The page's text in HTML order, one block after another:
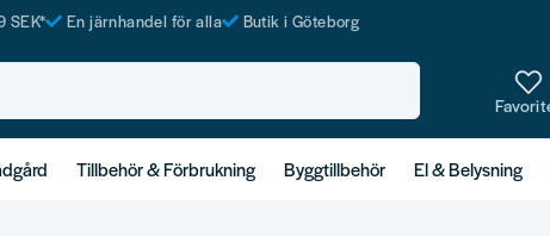
SEK* En järnhandel för alla Butik i Göteborg
Tillbehör & Förbrukning Byggtillbehör El & Belysning